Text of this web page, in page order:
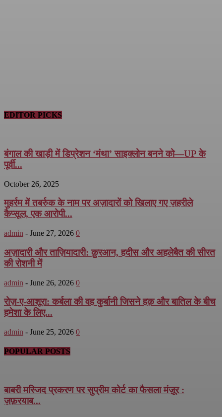
EDITOR PICKS
बंगाल की खाड़ी में डिप्रेशन ‘मंथा’ साइक्लोन बनने को—UP के
पूर्वी...
October 26, 2025
मुहर्रम में तबर्रुक के नाम पर अज़ादारों को खिलाए गए ज़हरीले
कैप्सूल, एक आरोपी...
admin - June 27, 2026 0
अज़ादारी और ताज़ियादारी: क़ुरआन, हदीस और अहलेबैत की सीरत
की रोशनी में
admin - June 26, 2026 0
रोज़-ए-आशूरा: कर्बला की वह कुर्बानी जिसने हक़ और बातिल के बीच
हमेशा के लिए...
admin - June 25, 2026 0
POPULAR POSTS
बाबरी मस्जिद प्रकरण पर सुप्रीम कोर्ट का फैसला मंज़ूर :
ज़फ़रयाब...